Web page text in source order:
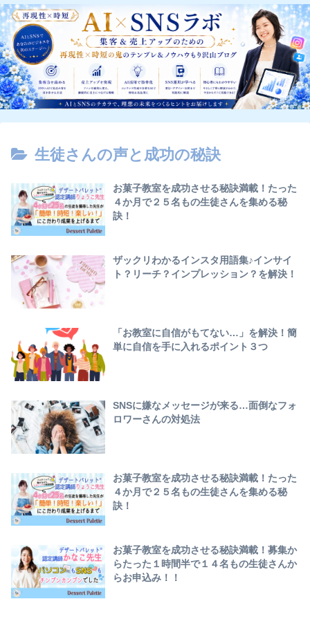
生徒さんの声と成功の秘訣
お菓子教室を成功させる秘訣満載！たった
４か月で２５名もの生徒さんを集める秘
訣！
ザックリわかるインスタ用語集♪インサイ
ト？リーチ？インプレッション？を解決！
「お教室に自信がもてない…」を解決！簡
単に自信を手に入れるポイント３つ
SNSに嫌なメッセージが来る…面倒なフォ
ロワーさんの対処法
お菓子教室を成功させる秘訣満載！たった
４か月で２５名もの生徒さんを集める秘
訣！
お菓子教室を成功させる秘訣満載！募集か
らたった１時間半で１４名もの生徒さんか
らお申込み！！